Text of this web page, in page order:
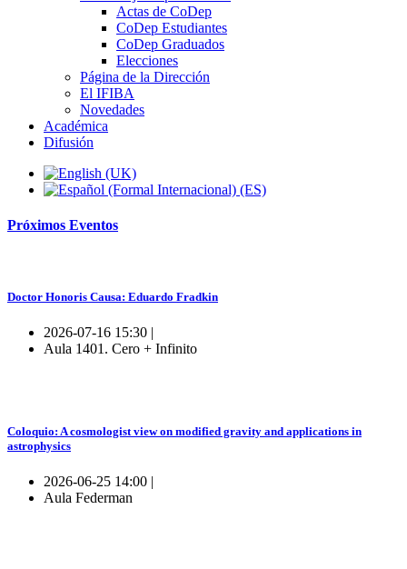
Actas de CoDep
CoDep Estudiantes
CoDep Graduados
Elecciones
Página de la Dirección
El IFIBA
Novedades
Académica
Difusión
Próximos Eventos
Doctor Honoris Causa: Eduardo Fradkin
2026-07-16 15:30 |
Aula 1401. Cero + Infinito
Coloquio: A cosmologist view on modified gravity and applications in
astrophysics
2026-06-25 14:00 |
Aula Federman